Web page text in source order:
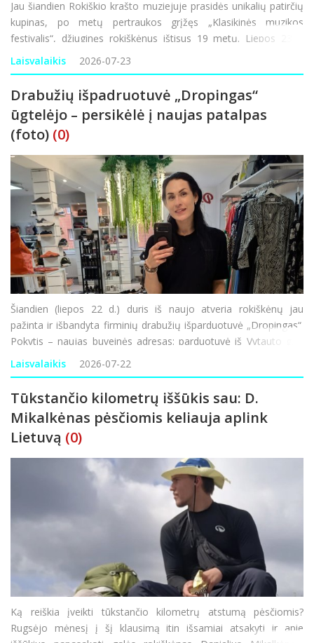
Jau šiandien Rokiškio krašto muziejuje prasidės unikalių patirčių
kupinas, po metų pertraukos grįžęs „Klasikinės muzikos
festivalis“, džiuginęs rokiškėnus ištisus 19 metų. Liepos 23 –
rugpjūčio 2 dienomis suplanuoti net devyni renginiai, devynios
Laisvalaikis 2026-07-23
Drabužių išpadruotuvė „Dropingas“
ūgtelėjo – persikėlė į naujas patalpas
(foto) (0)
Šiandien (liepos 22 d.) duris iš naujo atveria rokiškėnų jau
pažinta ir išbandyta firminių drabužių išparduotuvė „Dropingas“.
Pokytis – naujas buveinės adresas: parduotuvė iš Vytauto g. 1
keliasi į Respublikos g. 23 adresu esantį pastatą (b
Laisvalaikis 2026-07-22
Tūkstančio kilometrų iššūkis sau: D.
Mikalkėnas pėsčiomis keliauja aplink
Lietuvą (0)
Ką reiškia įveikti tūkstančio kilometrų atstumą pėsčiomis?
Rugsėjo mėnesį į šį klausimą itin išsamiai atsakyti ir apie